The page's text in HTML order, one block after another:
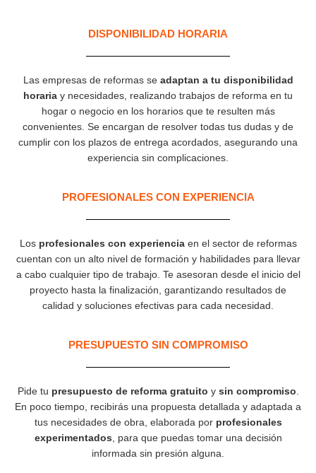
DISPONIBILIDAD HORARIA
Las empresas de reformas se adaptan a tu disponibilidad
horaria y necesidades, realizando trabajos de reforma en tu
hogar o negocio en los horarios que te resulten más
convenientes. Se encargan de resolver todas tus dudas y de
cumplir con los plazos de entrega acordados, asegurando una
experiencia sin complicaciones.
PROFESIONALES CON EXPERIENCIA​
Los profesionales con experienciaen el sector de reformas
cuentan con un alto nivel de formación y habilidades para llevar
a cabo cualquier tipo de trabajo. Te asesoran desde el inicio del
proyecto hasta la finalización, garantizando resultados de
calidad y soluciones efectivas para cada necesidad.
PRESUPUESTO SIN COMPROMISO
Pide tu presupuesto de reforma gratuito y sin compromiso
En poco tiempo, recibirás una propuesta detallada y adaptada a
tus necesidades de obra, elaborada por profesionales
experimentados , para que puedas tomar una decisión
informada sin presión alguna.